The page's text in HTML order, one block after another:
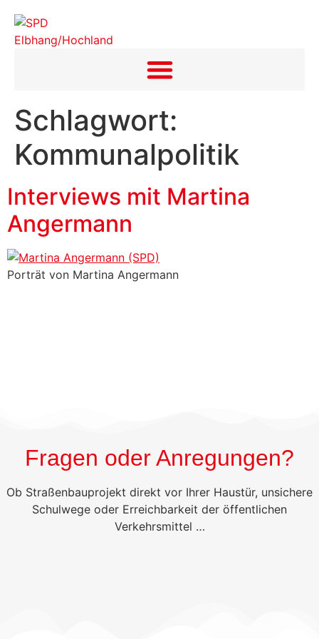
springen
Schlagwort:
Kommunalpolitik
Interviews mit Martina
Angermann
Porträt von Martina Angermann
Fragen oder Anregungen?
Ob Straßenbauprojekt direkt vor Ihrer Haustür, unsichere
Schulwege oder Erreichbarkeit der öffentlichen
Verkehrsmittel …